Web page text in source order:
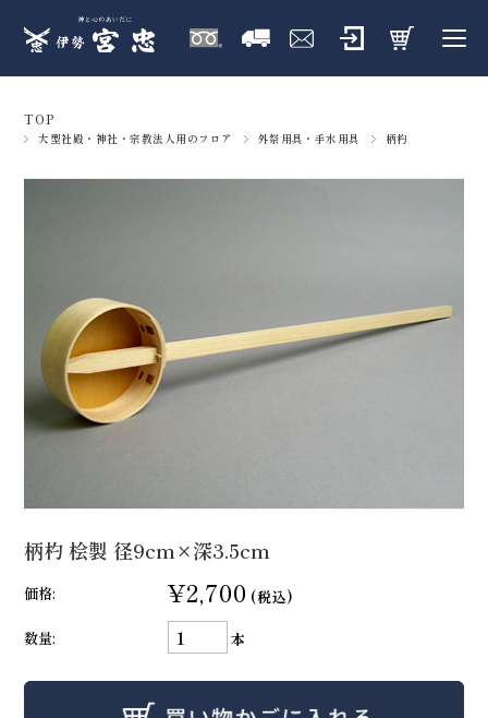
TOP
大型社殿・神社・宗教法人用のフロア 外祭用具・手水用具 柄杓
柄杓 桧製 径9cm×深3.5cm
価格: ¥2,700 (税込)
数量:
本